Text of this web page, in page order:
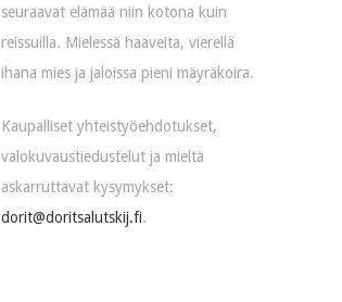
seuraavat elämää niin kotona kuin
reissuilla. Mielessä haaveita, vierellä
ihana mies ja jaloissa pieni mäyräkoira.
Kaupalliset yhteistyöehdotukset,
valokuvaustiedustelut ja mieltä
askarruttavat kysymykset:
dorit@doritsalutskij.fi.